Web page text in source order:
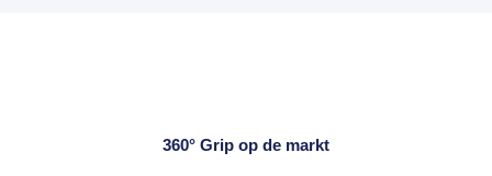
360° Grip op de markt